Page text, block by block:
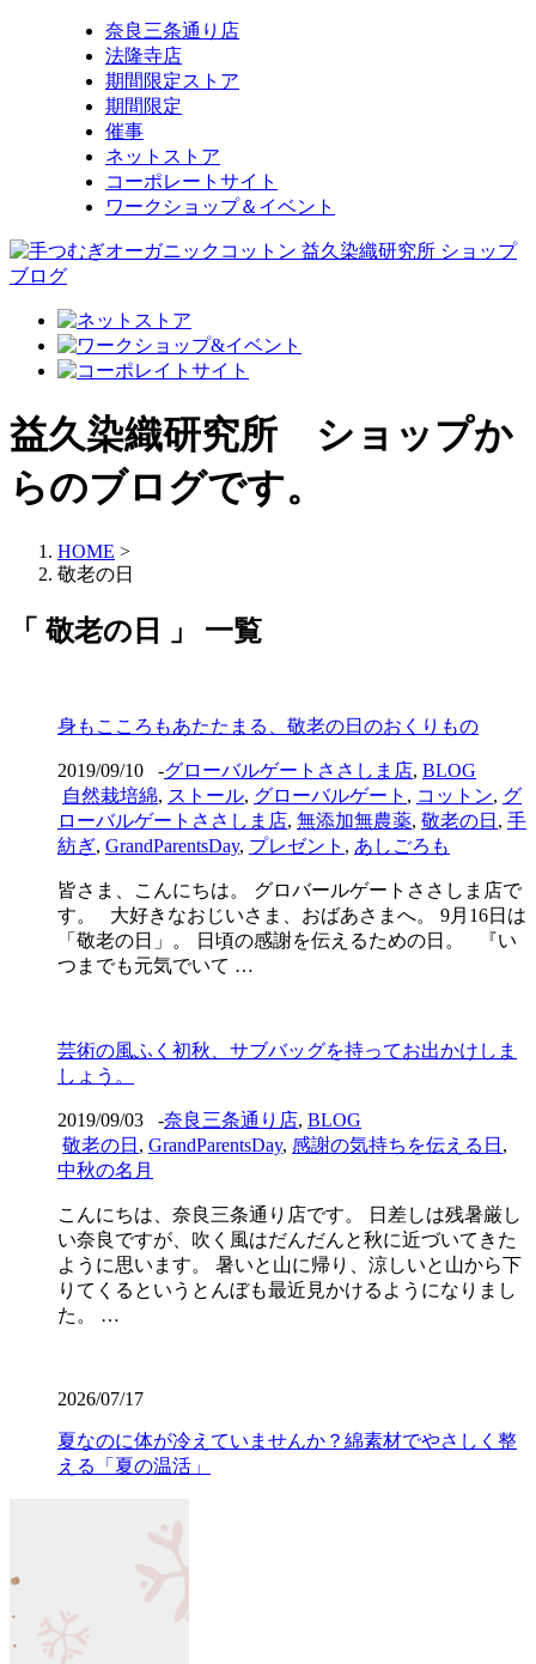
奈良三条通り店
法隆寺店
期間限定ストア
期間限定
催事
ネットストア
コーポレートサイト
ワークショップ＆イベント
益久染織研究所 ショップか
らのブログです。
HOME >
敬老の日
「 敬老の日 」 一覧
身もこころもあたたまる、敬老の日のおくりもの
2019/09/10 -グローバルゲートささしま店, BLOG
自然栽培綿, ストール, グローバルゲート , コットン, グ
ローバルゲートささしま店, 無添加無農薬, 敬老の日 , 手
紡ぎ, GrandParentsDay, プレゼント , あしごろも
皆さま、こんにちは。 グロバールゲートささしま店で
す。 大好きなおじいさま、おばあさまへ。 9月16日は
「敬老の日」。 日頃の感謝を伝えるための日。 『い
つまでも元気でいて …
芸術の風ふく初秋、サブバッグを持ってお出かけしま
しょう。
2019/09/03 -奈良三条通り店, BLOG
敬老の日 , GrandParentsDay, 感謝の気持ちを伝える日 ,
中秋の名月
こんにちは、奈良三条通り店です。 日差しは残暑厳し
い奈良ですが、吹く風はだんだんと秋に近づいてきた
ように思います。 暑いと山に帰り、涼しいと山から下
りてくるというとんぼも最近見かけるようになりまし
た。 …
2026/07/17
夏なのに体が冷えていませんか？綿素材でやさしく整
える「夏の温活」